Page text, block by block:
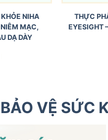
NIHA
MẠC,
THỰC
EYESIGHT
VỆ SỨC